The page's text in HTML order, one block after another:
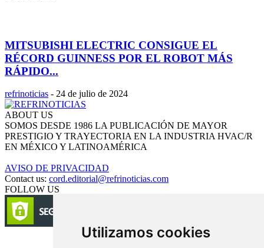
Utilizamos cookies
MITSUBISHI ELECTRIC CONSIGUE EL
RÉCORD GUINNESS POR EL ROBOT MÁS
RÁPIDO...
refrinoticias - 24 de julio de 2024
ABOUT US
SOMOS DESDE 1986 LA PUBLICACIÓN DE MAYOR
PRESTIGIO Y TRAYECTORIA EN LA INDUSTRIA HVAC/R
EN MÉXICO Y LATINOAMÉRICA
AVISO DE PRIVACIDAD
Contact us: cord.editorial@refrinoticias.com
FOLLOW US